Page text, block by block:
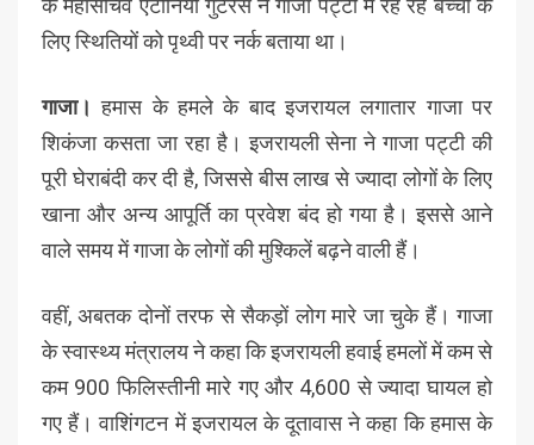
के महासचिव एंटोनियो गुटेरेस ने गाजा पट्टी में रह रहे बच्चों के
लिए स्थितियों को पृथ्वी पर नर्क बताया था।
गाजा।हमास के हमले के बाद इजरायल लगातार गाजा पर
शिकंजा कसता जा रहा है। इजरायली सेना ने गाजा पट्टी की
पूरी घेराबंदी कर दी है, जिससे बीस लाख से ज्यादा लोगों के लिए
खाना और अन्य आपूर्ति का प्रवेश बंद हो गया है। इससे आने
वाले समय में गाजा के लोगों की मुश्किलें बढ़ने वाली हैं।
वहीं, अबतक दोनों तरफ से सैकड़ों लोग मारे जा चुके हैं। गाजा
के स्वास्थ्य मंत्रालय ने कहा कि इजरायली हवाई हमलों में कम से
कम 900 फिलिस्तीनी मारे गए और 4,600 से ज्यादा घायल हो
गए हैं। वाशिंगटन में इजरायल के दूतावास ने कहा कि हमास के